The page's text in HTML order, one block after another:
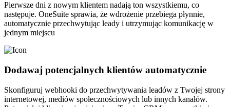
Pierwsze dni z nowym klientem nadają ton wszystkiemu, co
następuje. OneSuite sprawia, że wdrożenie przebiega płynnie,
automatycznie przechwytując leady i utrzymując komunikację w
jednym miejscu
Dodawaj potencjalnych klientów automatycznie
Skonfiguruj webhooki do przechwytywania leadów z Twojej strony
internetowej, mediów społecznościowych lub innych kanałów.